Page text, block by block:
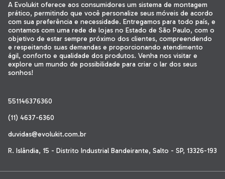
A Evolukit oferece aos consumidores um sistema de montagem
prático, permitindo que você personalize seus móveis de acordo
com sua preferência e necessidade. Entregamos para todo país, e
contamos com uma rede de lojas no Estado de São Paulo, com o
objetivo de estar sempre próximo dos clientes, compreendendo
e respeitando suas demandas e proporcionando atendimento
ágil, conforto e qualidade dos produtos. Venha nos visitar e
explore um mundo de possibilidade para criar o lar dos seus
sonhos!
551146376360
(11) 4637-6360
duvidas@evolukit.com.br
R. Islândia, 15 - Distrito Industrial Bandeirante, Salto - SP, 13326-193